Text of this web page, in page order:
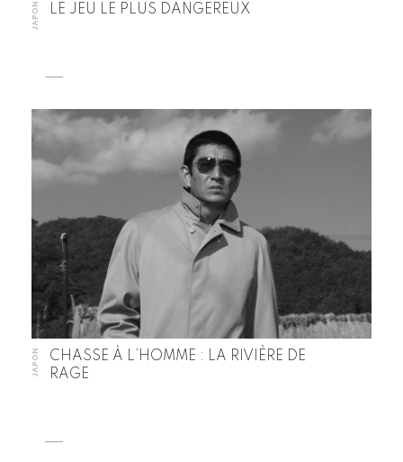
JAPON LE JEU LE PLUS DANGEREUX
JAPON
CHASSE À L’HOMME : LA RIVIÈRE DE
RAGE